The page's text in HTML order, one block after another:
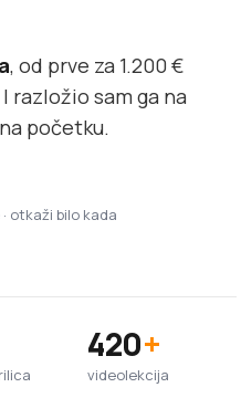
, od prve za 1.200 €
razložio sam ga na
početku.
otkaži bilo kada
420+
videolekcija